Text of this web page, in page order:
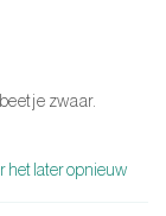
slijtage
van Shinrai
zwaar.
het later opnieuw